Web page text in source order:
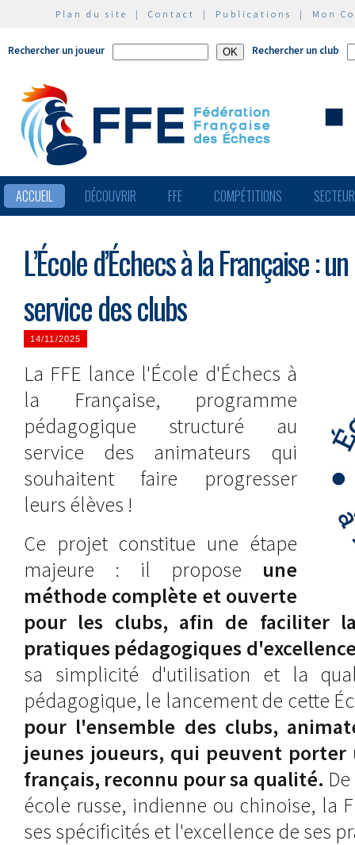
Plan du site | Contact | Publications | Mon
Rechercher un joueur Rechercher un club
ACCUEIL DÉCOUVRIR FFE COMPÉTITIONS
L’École d’Échecs à la Française :
service des clubs
14/11/2025
La FFE lance l'École d'Échecs à
la Française, programme
pédagogique structuré au
service des animateurs qui
souhaitent faire progresser
leurs élèves !
Ce projet constitue une étape
majeure : il propose une
méthode complète et ouverte
pour les clubs, afin de faciliter
pratiques pédagogiques
sa simplicité d'utilisation et la
pédagogique, le lancement de cette
pour l'ensemble des clubs,
jeunes joueurs, qui peuvent
français, reconnu pour sa qualité.
école russe, indienne ou chinoise, la
ses spécificités et l'excellence de ses